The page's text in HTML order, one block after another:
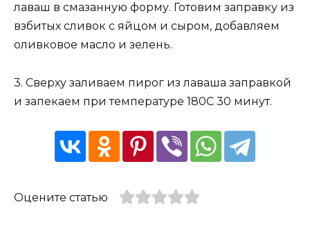
лаваш в смазанную форму. Готовим заправку из
взбитых сливок с яйцом и сыром, добавляем
оливковое масло и зелень.
3. Сверху заливаем пирог из лаваша заправкой
и запекаем при температуре 180С 30 минут.
Оцените статью